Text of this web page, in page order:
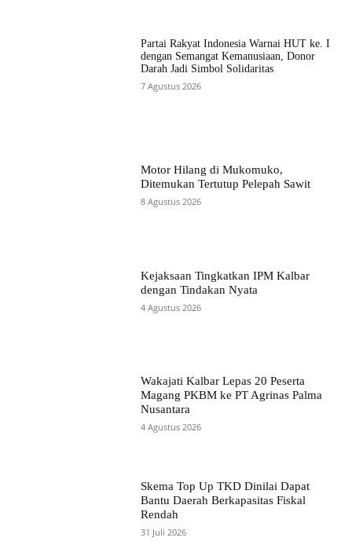
Partai Rakyat Indonesia Warnai HUT ke. I
dengan Semangat Kemanusiaan, Donor
Darah Jadi Simbol Solidaritas
7 Agustus 2026
Motor Hilang di Mukomuko,
Ditemukan Tertutup Pelepah Sawit
8 Agustus 2026
Kejaksaan Tingkatkan IPM Kalbar
dengan Tindakan Nyata
4 Agustus 2026
Wakajati Kalbar Lepas 20 Peserta
Magang PKBM ke PT Agrinas Palma
Nusantara
4 Agustus 2026
Skema Top Up TKD Dinilai Dapat
Bantu Daerah Berkapasitas Fiskal
Rendah
31 Juli 2026